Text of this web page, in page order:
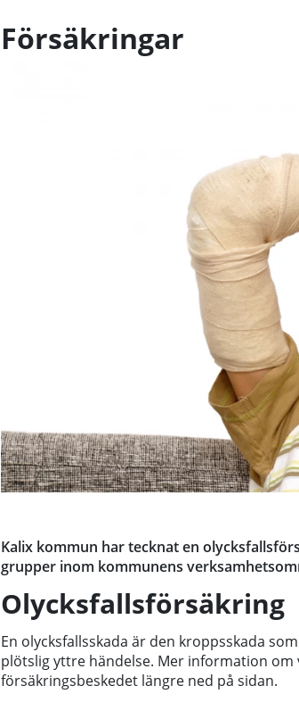
Försäkringar
Kalix kommun har tecknat en
grupper inom kommunens
Olycksfallsförsäkring
En olycksfallsskada är den kroppsskada
plötslig yttre händelse. Mer information
försäkringsbeskedet längre ned på sidan.